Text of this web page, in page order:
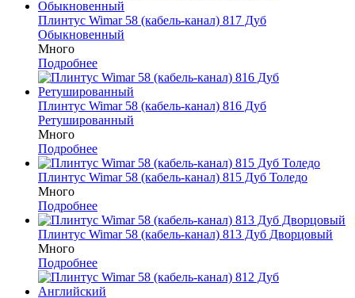
Плинтус Wimar 58 (кабель-канал) 817 Дуб
Обыкновенный
Много
Подробнее
Плинтус Wimar 58 (кабель-канал) 816 Дуб
Ретушированный
Много
Подробнее
Плинтус Wimar 58 (кабель-канал) 815 Дуб Толедо
Много
Подробнее
Плинтус Wimar 58 (кабель-канал) 813 Дуб Дворцовый
Много
Подробнее